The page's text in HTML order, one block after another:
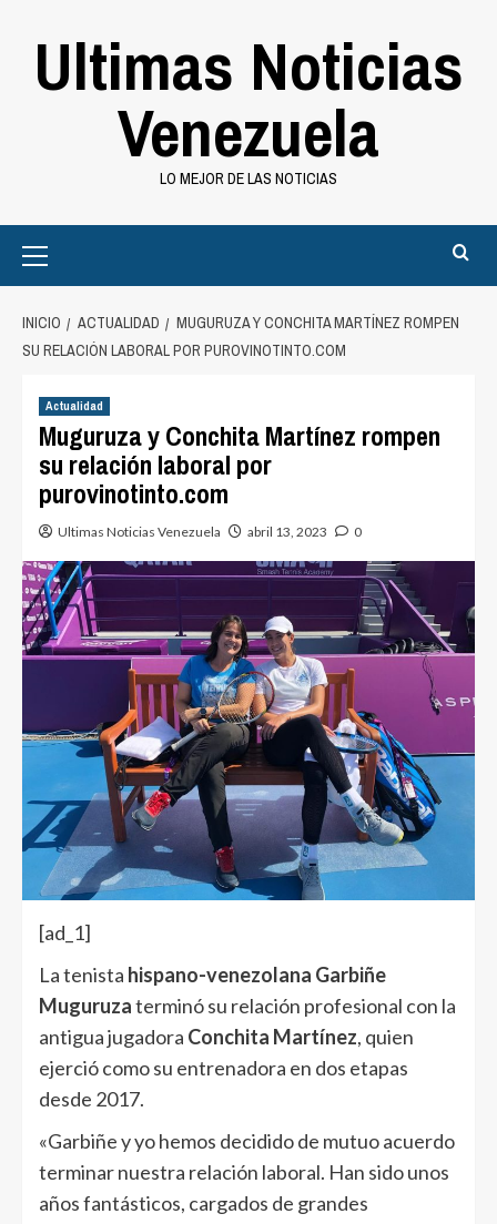
Ultimas Noticias
Venezuela
LO MEJOR DE LAS NOTICIAS
Menu
INICIO ACTUALIDAD
MUGURUZA Y CONCHITA MARTÍNEZ ROMPEN
SU RELACIÓN LABORAL POR PUROVINOTINTO.COM
Actualidad
Muguruza y Conchita Martínez rompen
su relación laboral por
purovinotinto.com
Ultimas Noticias Venezuela abril 13, 2023 0
[ad_1]
La tenista hispano-venezolana Garbiñe
Muguruzaterminó su relación profesional con la
antigua jugadora Conchita Martínez, quien
ejerció como su entrenadora en dos etapas
desde 2017.
«Garbiñe y yo hemos decidido de mutuo acuerdo
terminar nuestra relación laboral. Han sido unos
años fantásticos, cargados de grandes